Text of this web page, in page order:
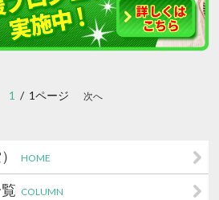
1 / 1ページ 次へ
）HOME
COLUMN